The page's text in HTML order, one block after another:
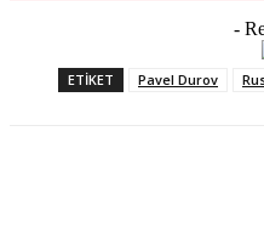
-
ETIKET Pavel Durov